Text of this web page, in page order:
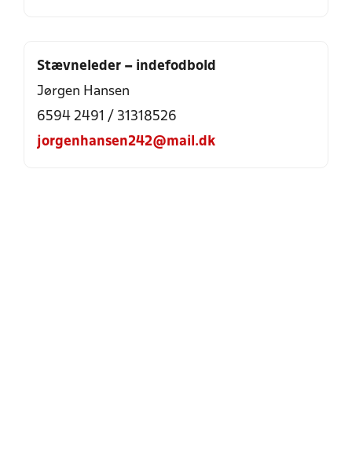
Stævneleder – indefodbold
Jørgen Hansen
6594 2491 / 31318526
jorgenhansen242@mail.dk